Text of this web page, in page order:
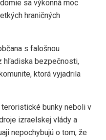
sa výkonná moc
hraničných
s falošnou
hľadiska bezpečnosti,
ktorá vyjadrila
teroristické bunky neboli v
izraelskej vlády a
nepochybujú o tom, že